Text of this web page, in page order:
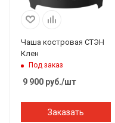
Чаша костровая СТЭН
Клен
Под заказ
9 900 руб./шт
Заказать